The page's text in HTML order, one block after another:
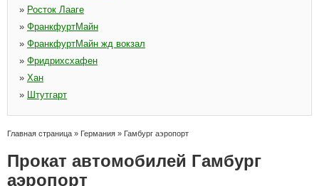
» Росток Лааге
» ФранкфуртМайн
» ФранкфуртМайн жд вокзал
» Фридрихсхафен
» Хан
» Штутгарт
Главная страница » Германия » Гамбург аэропорт
Прокат автомобилей Гамбург
аэропорт